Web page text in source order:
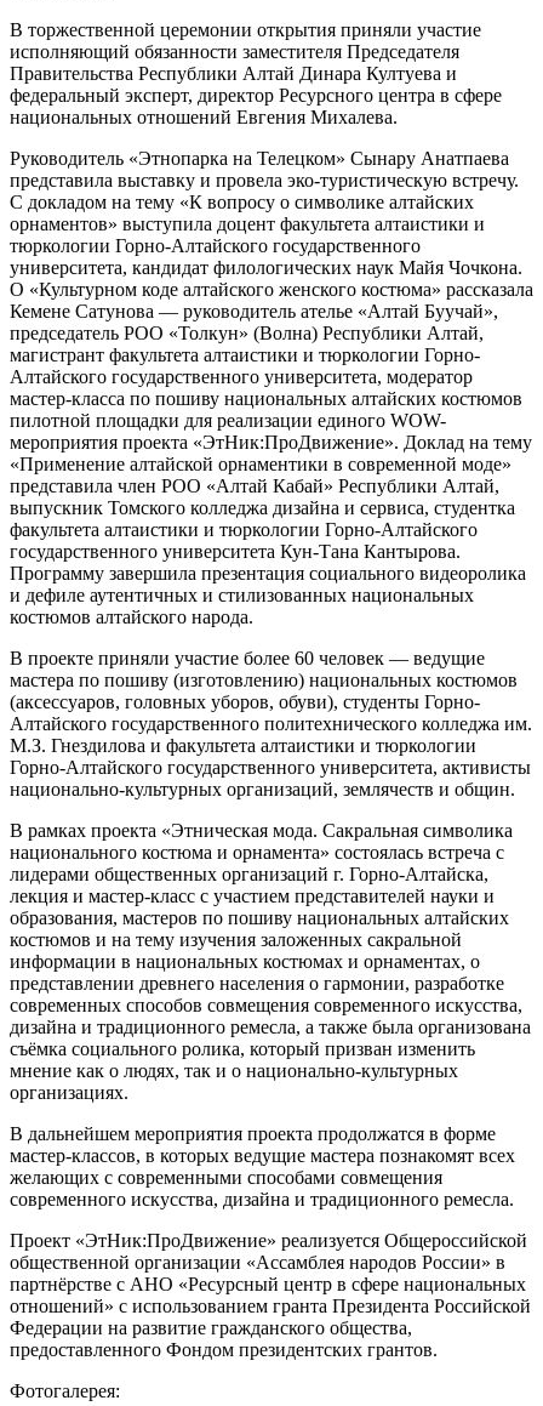
В торжественной церемонии открытия приняли участие
исполняющий обязанности заместителя Председателя
Правительства Республики Алтай Динара Култуева и
федеральный эксперт, директор Ресурсного центра в сфере
национальных отношений Евгения Михалева.
Руководитель «Этнопарка на Телецком» Сынару Анатпаева
представила выставку и провела эко-туристическую встречу.
С докладом на тему «К вопросу о символике алтайских
орнаментов» выступила доцент факультета алтаистики и
тюркологии Горно-Алтайского государственного
университета, кандидат филологических наук Майя Чочкона.
О «Культурном коде алтайского женского костюма» рассказала
Кемене Сатунова ― руководитель ателье «Алтай Буучай»,
председатель РОО «Толкун» (Волна) Республики Алтай,
магистрант факультета алтаистики и тюркологии Горно-
Алтайского государственного университета, модератор
мастер-класса по пошиву национальных алтайских костюмов
пилотной площадки для реализации единого WОW-
мероприятия проекта «ЭтНик:ПроДвижение». Доклад на тему
«Применение алтайской орнаментики в современной моде»
представила член РОО «Алтай Кабай» Республики Алтай,
выпускник Томского колледжа дизайна и сервиса, студентка
факультета алтаистики и тюркологии Горно-Алтайского
государственного университета Кун-Тана Кантырова.
Программу завершила презентация социального видеоролика
и дефиле аутентичных и стилизованных национальных
костюмов алтайского народа.
В проекте приняли участие более 60 человек ― ведущие
мастера по пошиву (изготовлению) национальных костюмов
(аксессуаров, головных уборов, обуви), студенты Горно-
Алтайского государственного политехнического колледжа им.
М.З. Гнездилова и факультета алтаистики и тюркологии
Горно-Алтайского государственного университета, активисты
национально-культурных организаций, землячеств и общин.
В рамках проекта «Этническая мода. Сакральная символика
национального костюма и орнамента» состоялась встреча с
лидерами общественных организаций г. Горно-Алтайска,
лекция и мастер-класс с участием представителей науки и
образования, мастеров по пошиву национальных алтайских
костюмов и на тему изучения заложенных сакральной
информации в национальных костюмах и орнаментах, о
представлении древнего населения о гармонии, разработке
современных способов совмещения современного искусства,
дизайна и традиционного ремесла, а также была организована
съёмка социального ролика, который призван изменить
мнение как о людях, так и о национально-культурных
организациях.
В дальнейшем мероприятия проекта продолжатся в форме
мастер-классов, в которых ведущие мастера познакомят всех
желающих с современными способами совмещения
современного искусства, дизайна и традиционного ремесла.
Проект «ЭтНик:ПроДвижение» реализуется Общероссийской
общественной организации «Ассамблея народов России» в
партнёрстве с АНО «Ресурсный центр в сфере национальных
отношений» с использованием гранта Президента Российской
Федерации на развитие гражданского общества,
предоставленного Фондом президентских грантов.
Фотогалерея: